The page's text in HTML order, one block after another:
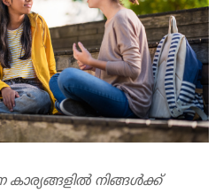
കാര്യ​ങ്ങ​ളിൽ നിങ്ങൾക്ക്‌